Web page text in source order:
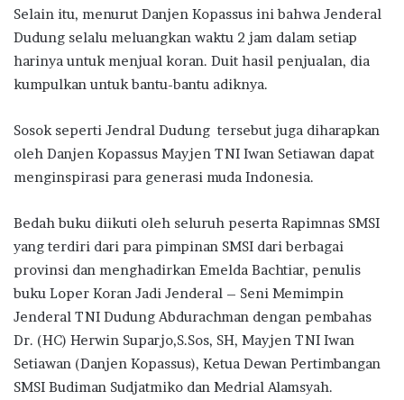
Selain itu, menurut Danjen Kopassus ini bahwa Jenderal
Dudung selalu meluangkan waktu 2 jam dalam setiap
harinya untuk menjual koran. Duit hasil penjualan, dia
kumpulkan untuk bantu-bantu adiknya.
Sosok seperti Jendral Dudung tersebut juga diharapkan
oleh Danjen Kopassus Mayjen TNI Iwan Setiawan dapat
menginspirasi para generasi muda Indonesia.
Bedah buku diikuti oleh seluruh peserta Rapimnas SMSI
yang terdiri dari para pimpinan SMSI dari berbagai
provinsi dan menghadirkan Emelda Bachtiar, penulis
buku Loper Koran Jadi Jenderal – Seni Memimpin
Jenderal TNI Dudung Abdurachman dengan pembahas
Dr. (HC) Herwin Suparjo,S.Sos, SH, Mayjen TNI Iwan
Setiawan (Danjen Kopassus), Ketua Dewan Pertimbangan
SMSI Budiman Sudjatmiko dan Medrial Alamsyah.